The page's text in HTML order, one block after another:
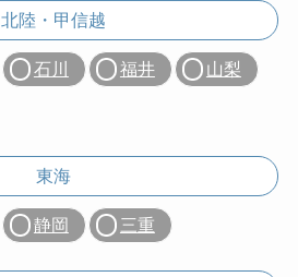
北陸・甲信越
石川 福井 山梨
東海
静岡 三重